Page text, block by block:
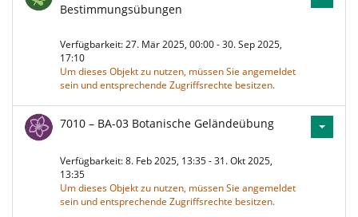
Bestimmungsübungen
Verfügbarkeit: 27. Mär 2025, 00:00 - 30. Sep 2025,
17:10
Um dieses Objekt zu nutzen, müssen Sie angemeldet
sein und entsprechende Zugriffsrechte besitzen.
7010 – BA-03 Botanische Geländeübung
Verfügbarkeit: 8. Feb 2025, 13:35 - 31. Okt 2025,
13:35
Um dieses Objekt zu nutzen, müssen Sie angemeldet
sein und entsprechende Zugriffsrechte besitzen.